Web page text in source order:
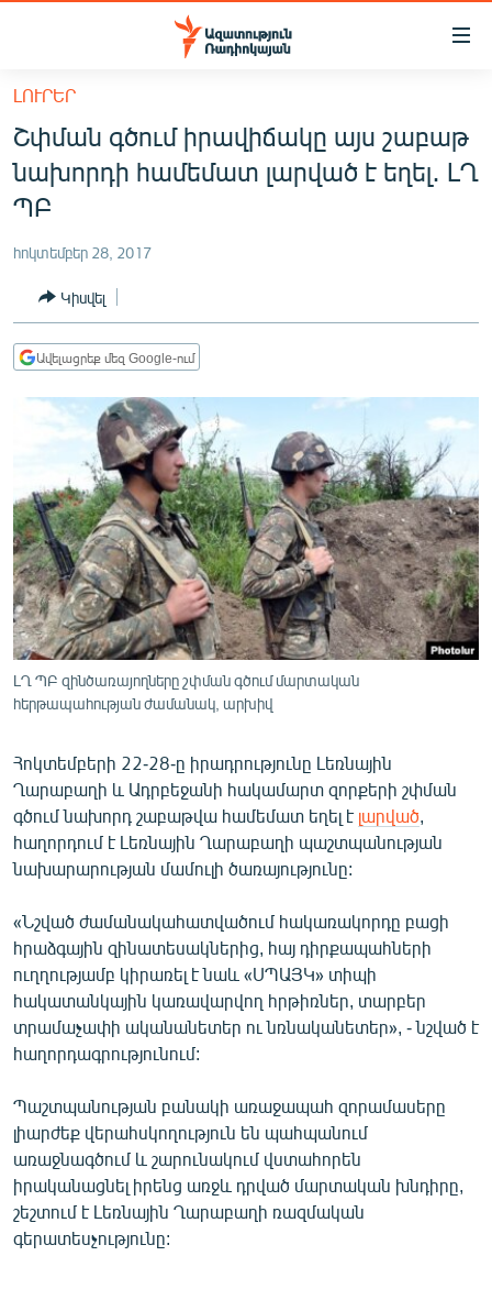
Մատչելիության
հիմնական
բովանդակությանը
Անցնել
հիմնական
մենյուին
ՀԱՅԱՍՏԱՆ
ՔԱՂԱՔԱԿԱՆ
ՀԱՍԱՐԱԿՈՒԹՅՈՒՆ
ՏՆՏԵՍՈՒԹՅՈՒՆ
ՂԱՐԱԲԱՂ
ՊԱՏԵՐԱԶՄԻ 6 ՇԱԲԱԹՆԵՐԸ
ՏԱՐԱԾԱՇՐՋԱՆ
ՄԻՋԱԶԳԱՅԻՆ
ՄՇԱԿՈՒՅԹ
ՍՊՈՐՏ
ՄԵԿՆԱԲԱՆՈՒԹՅՈՒՆ
ԿՈՐՈՆԱՎԻՐՈՒՍ
ՏԵՍԱՆՅՈՒԹԵՐ
ԲԱՆԱՎԵՃ
ՁԳՏԵԼՈՎ ԼԱՎԱԳՈՒՅՆԻՆ
Հայերեն
English
Русский
ՀԵՏԵՎԵՔ ՄԵԶ
«Ազատության» բոլոր կայքերը
ԼՈՒՐԵՐ
Շփման գծում իրավիճակը այս շաբաթ
նախորդի համեմատ լարված է եղել․ ԼՂ
ՊԲ
հոկտեմբեր 28, 2017
Կիսվել
Ավելացրեք մեզ Google-ում
ԼՂ ՊԲ զինծառայողները շփման գծում մարտական
հերթապահության ժամանակ, արխիվ
Հոկտեմբերի 22-28-ը իրադրությունը Լեռնային
Ղարաբաղի և Ադրբեջանի հակամարտ զորքերի շփման
գծում նախորդ շաբաթվա համեմատ եղել է լարված
հաղորդում է Լեռնային Ղարաբաղի պաշտպանության
նախարարության մամուլի ծառայությունը:
«Նշված ժամանակահատվածում հակառակորդը բացի
հրաձգային զինատեսակներից, հայ դիրքապահների
ուղղությամբ կիրառել է նաև «ՍՊԱՅԿ» տիպի
հակատանկային կառավարվող հրթիռներ, տարբեր
տրամաչափի ականանետեր ու նռնականետեր», - նշված է
հաղորդագրությունում:
Պաշտպանության բանակի առաջապահ զորամասերը
լիարժեք վերահսկողություն են պահպանում
առաջնագծում և շարունակում վստահորեն
իրականացնել իրենց առջև դրված մարտական խնդիրը,
շեշտում է Լեռնային Ղարաբաղի ռազմական
գերատեսչությունը: